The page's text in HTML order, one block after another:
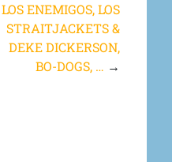
LOS ENEMIGOS, LOS
STRAITJACKETS &
DEKE DICKERSON,
BO-DOGS, … →